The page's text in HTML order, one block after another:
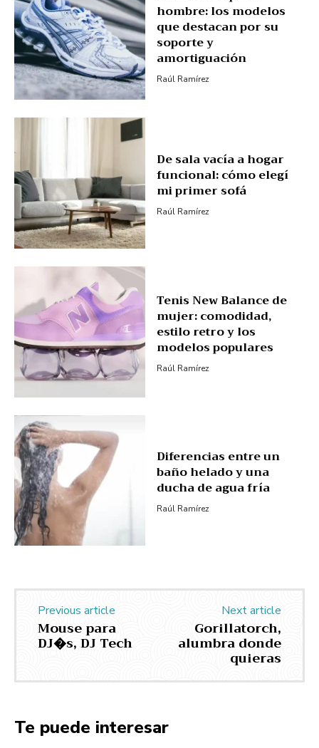
hombre: los modelos
que destacan por su
soporte y
amortiguación
Raúl Ramírez
De sala vacía a hogar
funcional: cómo elegí
mi primer sofá
Raúl Ramírez
Tenis New Balance de
mujer: comodidad,
estilo retro y los
modelos populares
Raúl Ramírez
Diferencias entre un
baño helado y una
ducha de agua fría
Raúl Ramírez
Previous article
Mouse para
DJ�s, DJ Tech
Next article
Gorillatorch,
alumbra donde
quieras
Te puede interesar